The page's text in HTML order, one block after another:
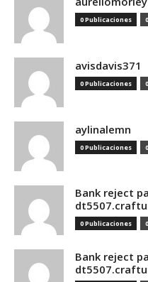
0 Publicaciones
avisdavis371
0 Publicaciones
aylinalemn
0 Publicaciones
Bank reject
0 Publicaciones
Bank reject